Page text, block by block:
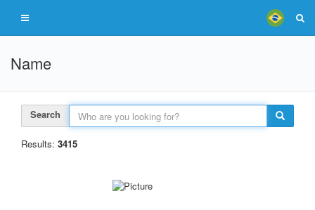
Name
Search
Results: 3415